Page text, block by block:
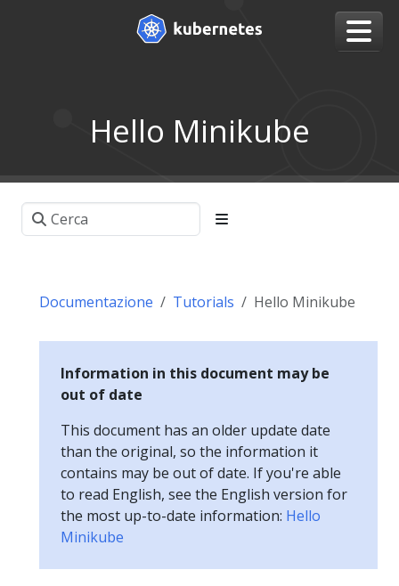
Hello Minikube
Documentazione Tutorials Hello Minikube
Information in this document may be
out of date
This document has an older update date
than the original, so the information it
contains may be out of date. If you're able
to read English, see the English version for
the most up-to-date information: Hello
Minikube